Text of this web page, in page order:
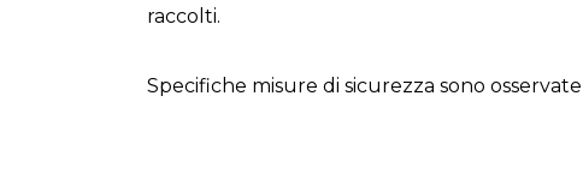
raccolti.
Specifiche misure di sicurezza sono